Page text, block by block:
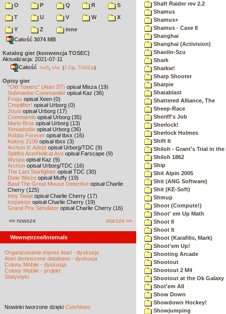
O
P Q R
S
T
U V W
X
Y
Z
inne
Całość 3074 MB
Katalog gier (konwencja TOSEC)
Aktualizacja: 2021-07-11
Całość md5 sha (7-Zip TUGZip)
Opisy gier
"Old Towers" (Atari ST) opisał Misza (19)
Submarine Commander opisał Kaz (36)
Frogs opisał Xeen (0)
Choplifter! opisał Urborg (0)
Joust opisał Urborg (17)
Commando opisał Urborg (35)
Mario Bros opisał Urborg (13)
Xenophobe opisał Urborg (36)
Robbo Forever opisał tbxx (16)
Kolony 2106 opisał tbxx (3)
Archon II: Adept opisał Urborg/TDC (9)
Spitfire Ace/Hellcat Ace opisał Farscape (9)
Wyspa opisał Kaz (9)
Archon opisał Urborg/TDC (16)
The Last Starfighter opisał TDC (30)
Dwie Wieże opisał Muffy (19)
Basil The Great Mouse Detective opisał Charlie
Cherry (125)
Inny Świat opisał Charlie Cherry (17)
Inspektor opisał Charlie Cherry (19)
Grand Prix Simulator opisał Charlie Cherry (16)
«« nowsze starsze »»
Wewnętrzne/Internals
Organizowanie imprez Atari - dyskusja
Atari demoscene database - dyskusja
Colony Mobile - dyskusja
Colony Mobile - projekt
Statystyki
Nowinki tworzone dzięki CuteNews
Shaft Raider rev 2.2
Shamus
Shamus+
Shamus - Case II
Shanghai
Shanghai (Activision)
Shaolin-Szu
Shark
Sharkie!
Sharp Shooter
Sharpie
Shatablast
Shattered Alliance, The
Sheep-Race
Sheriff's Job
Sherlock!
Sherlock Holmes
Shift It
Shiloh - Grant's Trial in the
Shiloh 1862
Ship
Shit Alpin 2005
Shit (ANG Software)
Shit (KE-Soft)
Shmup
Shoot (Compute!)
Shoot' em Up Math
Shoot II
Shoot It
Shoot (Karafilis, Mark)
Shoot'em Up!
Shooting Arcade
Shootout
Shootout 2 M4
Shootout at the Ok Galaxy
Shot'em All
Show Down
Showdown Hockey!
Showjumping